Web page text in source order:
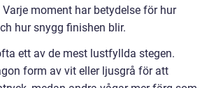
moment har betydelse för hur
hur snygg finishen blir.
ett av de mest lustfyllda stegen.
form av vit eller ljusgrå för att